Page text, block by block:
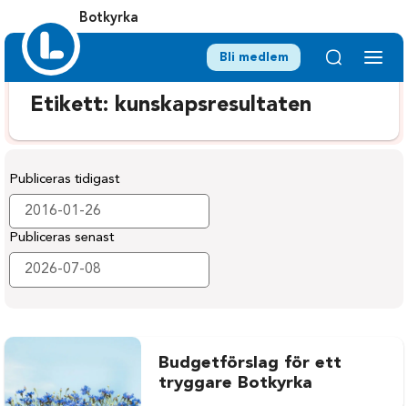
Botkyrka
Bli medlem
Etikett: kunskapsresultaten
Publiceras tidigast
Publiceras senast
Budgetförslag för ett
tryggare Botkyrka